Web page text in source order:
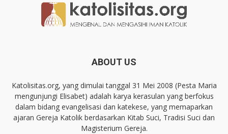
ABOUT US
Katolisitas.org, yang dimulai tanggal 31 Mei 2008 (Pesta Maria
mengunjungi Elisabet) adalah karya kerasulan yang berfokus
dalam bidang evangelisasi dan katekese, yang memaparkan
ajaran Gereja Katolik berdasarkan Kitab Suci, Tradisi Suci dan
Magisterium Gereja.